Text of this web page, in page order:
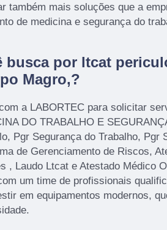
também mais soluções que a
de medicina e segurança do
busca por ltcat
Magro,?
a LABORTEC para solicitar
DO TRABALHO E
Pgr Segurança do Trabalho, Pgr
de Gerenciamento de Riscos,
, Laudo Ltcat e Atestado Médico
um time de profissionais
em equipamentos modernos,